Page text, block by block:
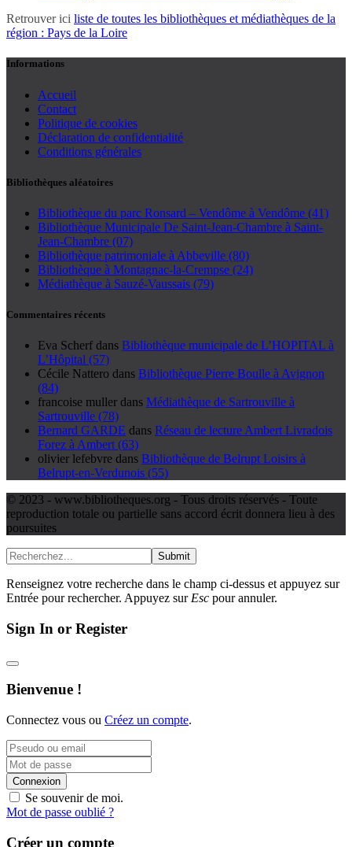
Retrouver ici liste de toutes les bibliothèques et médiathèques de la
région : Pays de la Loire
Informations
Accueil
Contact
Politique de cookies
Déclaration de confidentialité
Conditions générales
Bibliothèques aléatoires
Bibliothèque du parc Ronsard – Vendôme à Vendôme (41)
Bibliothèque Municipale De Saint-Jean-Chambre à Saint-
Jean-Chambre (07)
Bibliothèque patrimoniale à Abbeville (80)
Bibliothèque à Montagnac-la-Crempse (24)
Médiathèque à Sauzé-Vaussais (79)
Commentaires récents
Eva Scherf dans Bibliothèque municipale de L’HOPITAL à
L’Hôpital (57)
Cécile Nattero dans Bibliothèque Pierre Boulle à Avignon
(84)
francoise muller dans Médiathèque de Sartrouville à
Sartrouville (78)
Bernard GARDE dans Réseau de lecture Ambert Livradois
Forez à Ambert (63)
olivier lefebvre dans Bibliothèque de Belrupt Loisirs à
Belrupt-en-Verdunois (55)
© 2023 - www.bibliotheques.org - Tous droits réservés - Toute
reproduction totale ou partielle sans accord écrit donnera lieu à des
poursuites
Submit
Renseignez votre recherche dans le champ ci-dessus et appuyez sur
Entrée pour rechercher. Appuyez sur Esc pour annuler.
Sign In or Register
Bienvenue !
Connectez vous ou Créez un compte.
Connexion
Se souvenir de moi.
Mot de passe oublié ?
Créer un compte